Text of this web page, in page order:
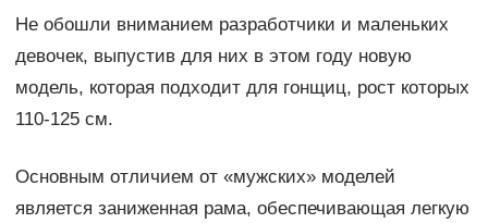
Не обошли вниманием разработчики и маленьких
девочек, выпустив для них в этом году новую
модель, которая подходит для гонщиц, рост которых
110-125 см.
Основным отличием от «мужских» моделей
является заниженная рама, обеспечивающая легкую